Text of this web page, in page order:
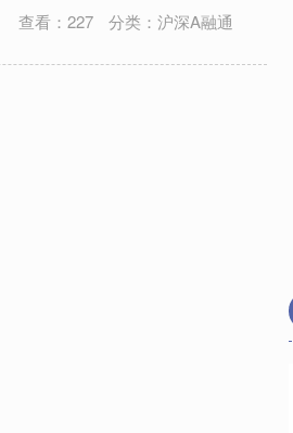
查看：227 分类：沪深A融通